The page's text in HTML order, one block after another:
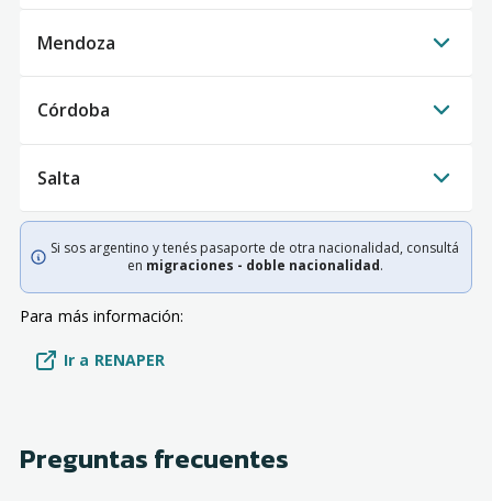
Mendoza
Córdoba
Salta
Si sos argentino y tenés pasaporte de otra nacionalidad, consultá
en migraciones - doble nacionalidad.
Para más información:
Ir a RENAPER
Preguntas frecuentes